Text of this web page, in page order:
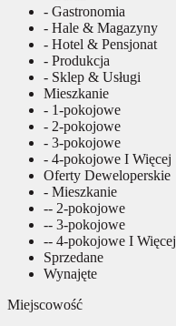
- Gastronomia
- Hale & Magazyny
- Hotel & Pensjonat
- Produkcja
- Sklep & Usługi
Mieszkanie
- 1-pokojowe
- 2-pokojowe
- 3-pokojowe
- 4-pokojowe I Więcej
Oferty Deweloperskie
- Mieszkanie
-- 2-pokojowe
-- 3-pokojowe
-- 4-pokojowe I Więcej
Sprzedane
Wynajęte
Miejscowość